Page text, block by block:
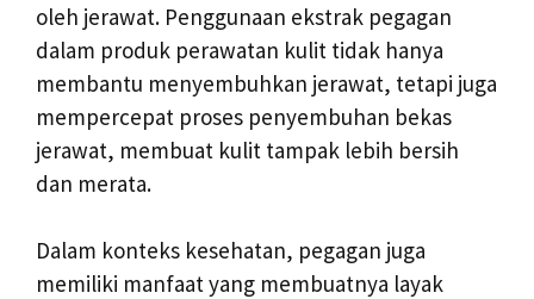
oleh jerawat. Penggunaan ekstrak pegagan
dalam produk perawatan kulit tidak hanya
membantu menyembuhkan jerawat, tetapi juga
mempercepat proses penyembuhan bekas
jerawat, membuat kulit tampak lebih bersih
dan merata.
Dalam konteks kesehatan, pegagan juga
memiliki manfaat yang membuatnya layak